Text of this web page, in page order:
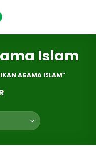
Islam
AGAMA ISLAM”